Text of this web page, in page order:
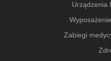
Urządzenia
Zabiegi